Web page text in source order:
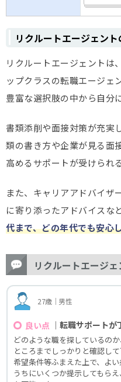
リクルートエージェン
リクルートエージェントは
ップクラスの転職エージェ
豊富な選択肢の中から自分
書類添削や面接対策が充実
類の書き方や企業が見る面
高めるサポートが受けられ
また、キャリアアドバイザ
に寄り添ったアドバイスな
代まで、どの年代でも安心
リクルートエージ
27歳｜男性
良い点 ｜転職サポートが
どのような職を探しているの
ところまでしっかりと確認し
希望条件等ふまえた上で、よ
うちにいくつか提示してもら